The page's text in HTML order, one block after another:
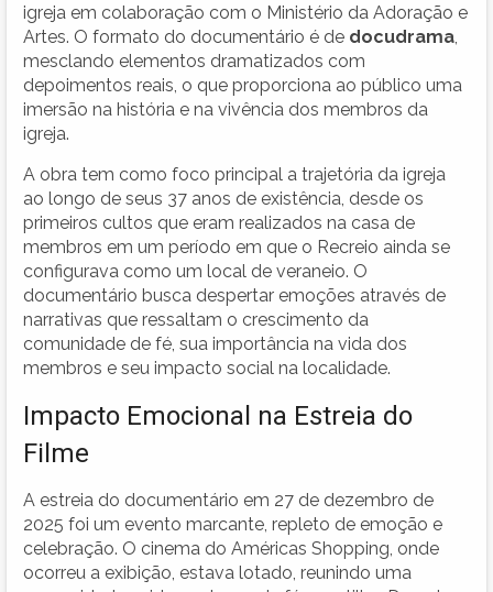
igreja em colaboração com o Ministério da Adoração e
Artes. O formato do documentário é de docudrama
mesclando elementos dramatizados com
depoimentos reais, o que proporciona ao público uma
imersão na história e na vivência dos membros da
igreja.
A obra tem como foco principal a trajetória da igreja
ao longo de seus 37 anos de existência, desde os
primeiros cultos que eram realizados na casa de
membros em um período em que o Recreio ainda se
configurava como um local de veraneio. O
documentário busca despertar emoções através de
narrativas que ressaltam o crescimento da
comunidade de fé, sua importância na vida dos
membros e seu impacto social na localidade.
Impacto Emocional na Estreia do
Filme
A estreia do documentário em 27 de dezembro de
2025 foi um evento marcante, repleto de emoção e
celebração. O cinema do Américas Shopping, onde
ocorreu a exibição, estava lotado, reunindo uma